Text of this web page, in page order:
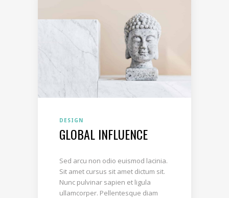
DESIGN
GLOBAL INFLUENCE
Sed arcu non odio euismod lacinia.
Sit amet cursus sit amet dictum sit.
Nunc pulvinar sapien et ligula
ullamcorper. Pellentesque diam